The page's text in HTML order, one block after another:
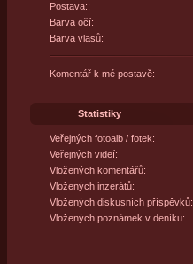
Postava::
Barva očí:
Barva vlasů:
Komentář k mé postavě:
Statistiky
Veřejných fotoalb / fotek:
Veřejných videí:
Vložených komentářů:
Vložených inzerátů:
Vložených diskusních příspěvků:
Vložených poznámek v deníku: